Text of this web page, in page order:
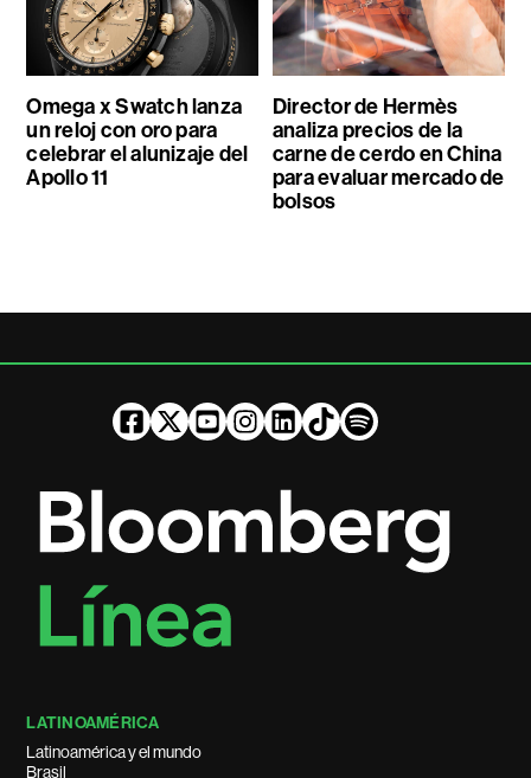
Omega x Swatch lanza
un reloj con oro para
celebrar el alunizaje del
Apollo 11
Director de Hermès
analiza precios de la
carne de cerdo en China
para evaluar mercado de
bolsos
LATINOAMÉRICA
Latinoamérica y el mundo
Brasil